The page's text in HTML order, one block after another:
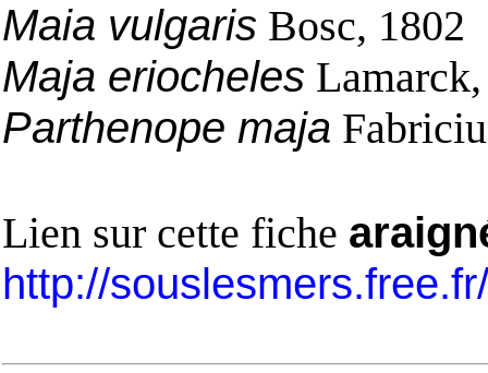
Maia vulgaris Bosc, 1802
Maja eriocheles
Parthenope maja
Lien sur cette fiche
http://